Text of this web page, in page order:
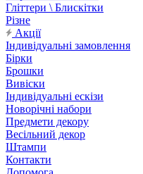
Гліттери \ Блискітки
Різне
Акції
Індивідуальні замовлення
Бірки
Брошки
Вивіски
Індивідуальні ескізи
Новорічні набори
Предмети декору
Весільний декор
Штампи
Контакти